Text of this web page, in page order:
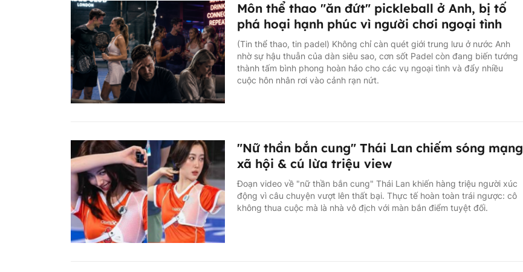
Môn thể thao "ăn đứt" pickleball ở Anh, bị tố
phá hoại hạnh phúc vì người chơi ngoại tình
(Tin thể thao, tin padel) Không chỉ càn quét giới trung lưu ở nước Anh
nhờ sự hậu thuẫn của dàn siêu sao, cơn sốt Padel còn đang biến tướng
thành tấm bình phong hoàn hảo cho các vụ ngoại tình và đẩy nhiều
cuộc hôn nhân rơi vào cảnh rạn nứt.
"Nữ thần bắn cung" Thái Lan chiếm sóng mạng
xã hội & cú lừa triệu view
Đoạn video về "nữ thần bắn cung" Thái Lan khiến hàng triệu người xúc
động vì câu chuyện vượt lên thất bại. Thực tế hoàn toàn trái ngược: cô
không thua cuộc mà là nhà vô địch với màn bắn điểm tuyệt đối.